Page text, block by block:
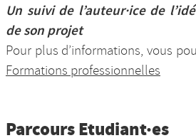
Un suivi de l’auteur·ice de
de son projet
Pour plus d’informations, vous
Formations professionnelles
Parcours Etudiant·es